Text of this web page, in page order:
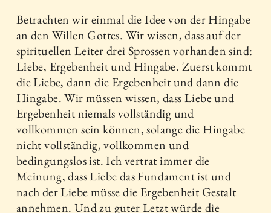
Betrachten wir einmal die Idee von der Hingabe
an den Willen Gottes. Wir wissen, dass auf der
spirituellen Leiter drei Sprossen vorhanden sind:
Liebe, Ergebenheit und Hingabe. Zuerst kommt
die Liebe, dann die Ergebenheit und dann die
Hingabe. Wir müssen wissen, dass Liebe und
Ergebenheit niemals vollständig und
vollkommen sein können, solange die Hingabe
nicht vollständig, vollkommen und
bedingungslos ist. Ich vertrat immer die
Meinung, dass Liebe das Fundament ist und
nach der Liebe müsse die Ergebenheit Gestalt
annehmen. Und zu guter Letzt würde die